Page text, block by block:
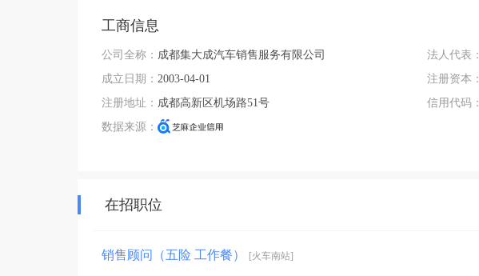
工商信息
公司全称： 成都集大成汽车销售服务有限公司
成立日期： 2003-04-01
注册地址： 成都高新区机场路51号
数据来源：
法人代表：
注册资本：
信用代码：
在招职位
销售顾问（五险 工作餐） [火车南站]